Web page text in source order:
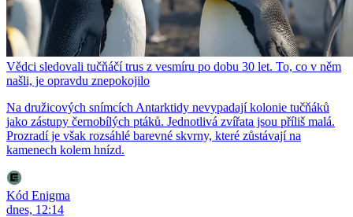
Vědci sledovali tučňáčí trus z vesmíru po dobu 30 let. To, co v něm
našli, je opravdu znepokojilo
Na družicových snímcích Antarktidy nevypadají kolonie tučňáků
jako zástupy černobílých ptáků. Jednotlivá zvířata jsou příliš malá.
Prozradí je však rozsáhlé barevné skvrny, které zůstávají na
kamenech kolem hnízd.
Kód Enigma
dnes, 12:14